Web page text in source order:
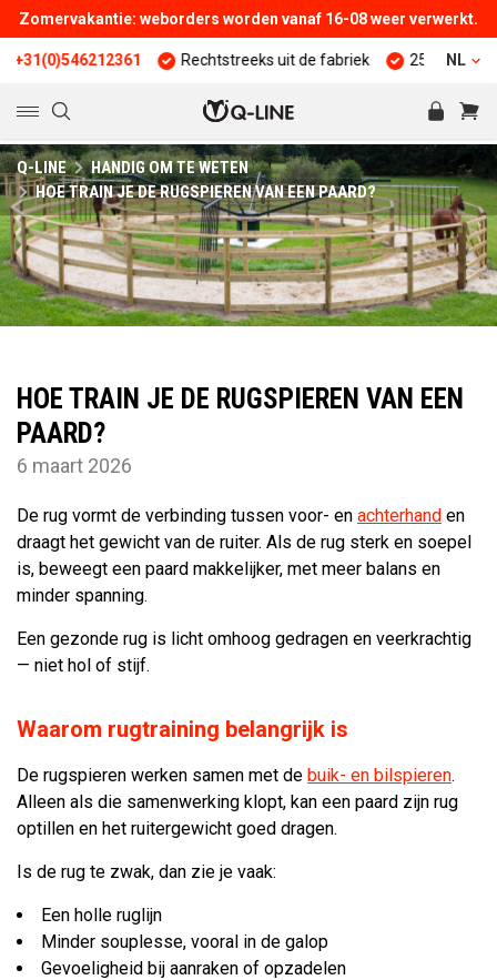
Zomervakantie: weborders worden vanaf 16-08 weer verwerkt.
Rechtstreeks uit de fabriek 25 jaar ervaring
NL
Q-LINE
HANDIG OM TE WETEN
HOE TRAIN JE DE RUGSPIEREN VAN EEN PAARD?
HOE TRAIN JE DE RUGSPIEREN VAN EEN
PAARD?
6 maart 2026
De rug vormt de verbinding tussen voor- en achterhand en
draagt het gewicht van de ruiter. Als de rug sterk en soepel
is, beweegt een paard makkelijker, met meer balans en
minder spanning.
Een gezonde rug is licht omhoog gedragen en veerkrachtig
— niet hol of stijf.
Waarom rugtraining belangrijk is
De rugspieren werken samen met de buik- en bilspieren.
Alleen als die samenwerking klopt, kan een paard zijn rug
optillen en het ruitergewicht goed dragen.
Is de rug te zwak, dan zie je vaak:
Een holle ruglijn
Minder souplesse, vooral in de galop
Gevoeligheid bij aanraken of opzadelen